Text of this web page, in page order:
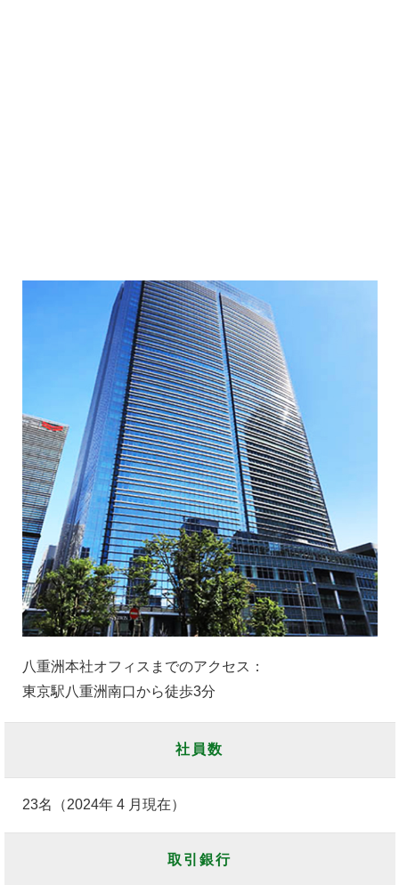
八重洲本社オフィスまでのアクセス：
東京駅八重洲南口から徒歩3分
社員数
23名（2024年 4 月現在）
取引銀行